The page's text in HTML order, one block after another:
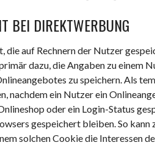
BEI DIREKTWERBUNG
die auf Rechnern der Nutzer
dazu, die Angaben zu einem
zu speichern. Als
nachdem ein Nutzer ein
oder ein Login-Status
gespeichert bleiben. So
solchen Cookie die